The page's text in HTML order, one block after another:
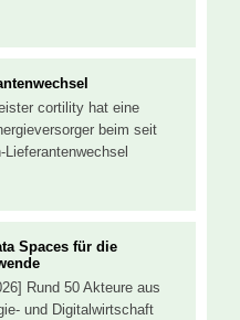
cortility hat eine
beim seit
Spaces für die
Rund 50 Akteure aus
und Digitalwirtschaft